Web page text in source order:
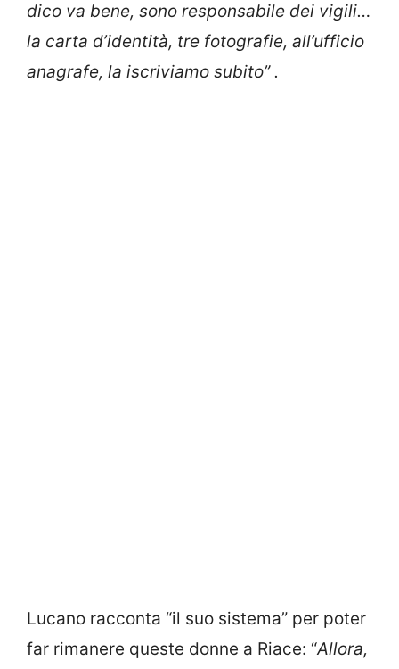
dico va bene, sono responsabile dei vigili…
la carta d’identità, tre fotografie, all’ufficio
anagrafe, la iscriviamo subito” .
Lucano racconta “il suo sistema” per poter
far rimanere queste donne a Riace: “Allora,